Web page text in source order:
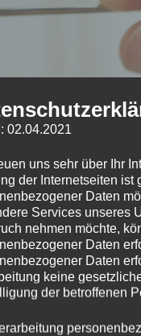
02.04.2021
uns sehr über Ihr
der Internetseiten
Daten
Services unseres
nehmen möchte,
Daten
Daten
keine
der betroffenen